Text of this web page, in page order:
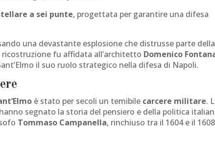
a sei punte, progettata per garantire una difesa
una devastante esplosione che distrusse parte della
ricostruzione fu affidata all’architetto Domenico
il suo ruolo strategico nella difesa di Napoli.
è stato per secoli un temibile carcere militare.
segnato la storia del pensiero e della politica
Tommaso Campanella, rinchiuso tra il 1604 e il